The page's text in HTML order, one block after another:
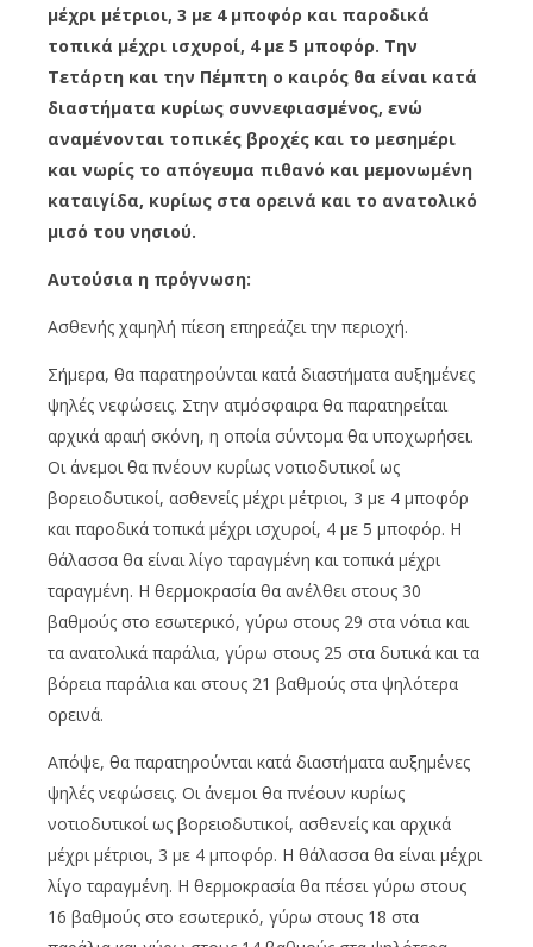
μέχρι μέτριοι, 3 με 4 μποφόρ και παροδικά
τοπικά μέχρι ισχυροί, 4 με 5 μποφόρ. Την
Τετάρτη και την Πέμπτη ο καιρός θα είναι κατά
διαστήματα κυρίως συννεφιασμένος, ενώ
αναμένονται τοπικές βροχές και το μεσημέρι
και νωρίς το απόγευμα πιθανό και μεμονωμένη
καταιγίδα, κυρίως στα ορεινά και το ανατολικό
μισό του νησιού.
Αυτούσια η πρόγνωση:
Ασθενής χαμηλή πίεση επηρεάζει την περιοχή.
Σήμερα, θα παρατηρούνται κατά διαστήματα αυξημένες
ψηλές νεφώσεις. Στην ατμόσφαιρα θα παρατηρείται
αρχικά αραιή σκόνη, η οποία σύντομα θα υποχωρήσει.
Οι άνεμοι θα πνέουν κυρίως νοτιοδυτικοί ως
βορειοδυτικοί, ασθενείς μέχρι μέτριοι, 3 με 4 μποφόρ
και παροδικά τοπικά μέχρι ισχυροί, 4 με 5 μποφόρ. Η
θάλασσα θα είναι λίγο ταραγμένη και τοπικά μέχρι
ταραγμένη. Η θερμοκρασία θα ανέλθει στους 30
βαθμούς στο εσωτερικό, γύρω στους 29 στα νότια και
τα ανατολικά παράλια, γύρω στους 25 στα δυτικά και τα
βόρεια παράλια και στους 21 βαθμούς στα ψηλότερα
ορεινά.
Απόψε, θα παρατηρούνται κατά διαστήματα αυξημένες
ψηλές νεφώσεις. Οι άνεμοι θα πνέουν κυρίως
νοτιοδυτικοί ως βορειοδυτικοί, ασθενείς και αρχικά
μέχρι μέτριοι, 3 με 4 μποφόρ. Η θάλασσα θα είναι μέχρι
λίγο ταραγμένη. Η θερμοκρασία θα πέσει γύρω στους
16 βαθμούς στο εσωτερικό, γύρω στους 18 στα